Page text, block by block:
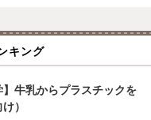
キング
】牛乳からプラスチックを
）